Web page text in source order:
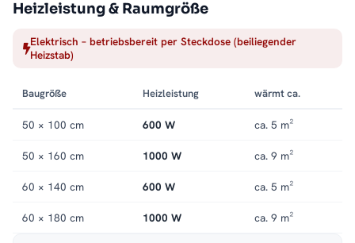
Fürkleine bis mittelgroße Bäder. DankSeiten- und
Mittelanschluss
Wärme und Komfort im Bad
mit echtem Alltagskomfort: vorgewärmte Handtücher, ein
trockenes Raumklima und wohlige Wärme – wann immer Sie sie
Heizleistung & Raumgröße
Elektrisch – betriebsbereit per Steckdose (beiliegender
Heizstab)
Baugröße Heizleistung wärmt ca.
50 × 100 cm 600 W ca. 5 m²
50 × 160 cm 1000 W ca. 9 m²
60 × 140 cm 600 W ca. 5 m²
60 × 180 cm 1000 W ca. 9 m²